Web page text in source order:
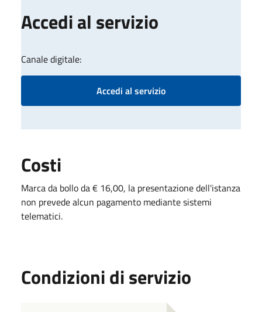
Accedi al servizio
Canale digitale:
Accedi al servizio
Costi
Marca da bollo da € 16,00, la presentazione dell'istanza
non prevede alcun pagamento mediante sistemi
telematici.
Condizioni di servizio